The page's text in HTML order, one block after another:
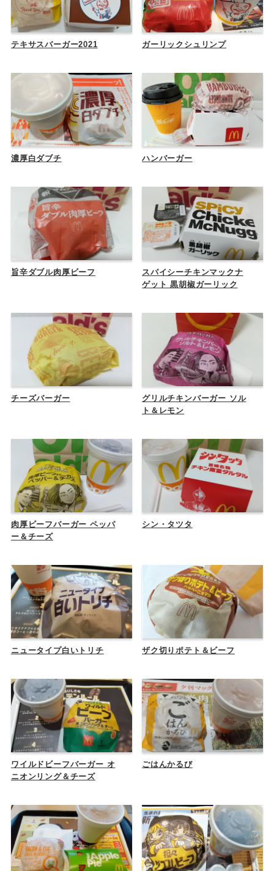
テキサスバーガー2021 ガーリックシュリンプ
濃厚白ダブチ ハンバーガー
旨辛ダブル肉厚ビーフ
スパイシーチキンマックナ
ゲット 黒胡椒ガーリック
チーズバーガー
グリルチキンバーガー ソル
ト＆レモン
肉厚ビーフバーガー ペッパ
ー＆チーズ
シン・タツタ
ニュータイプ白いトリチ ザク切りポテト＆ビーフ
ワイルドビーフバーガー オ
ニオンリング＆チーズ
ごはんかるび